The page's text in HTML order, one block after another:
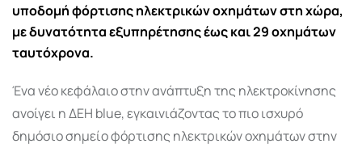
υποδομή φόρτισης ηλεκτρικών οχημάτων στη χώρα,
με δυνατότητα εξυπηρέτησης έως και 29 οχημάτων
ταυτόχρονα.
Ένα νέο κεφάλαιο στην ανάπτυξη της ηλεκτροκίνησης
ανοίγει η ΔΕΗ blue, εγκαινιάζοντας το πιο ισχυρό
δημόσιο σημείο φόρτισης ηλεκτρικών οχημάτων στην